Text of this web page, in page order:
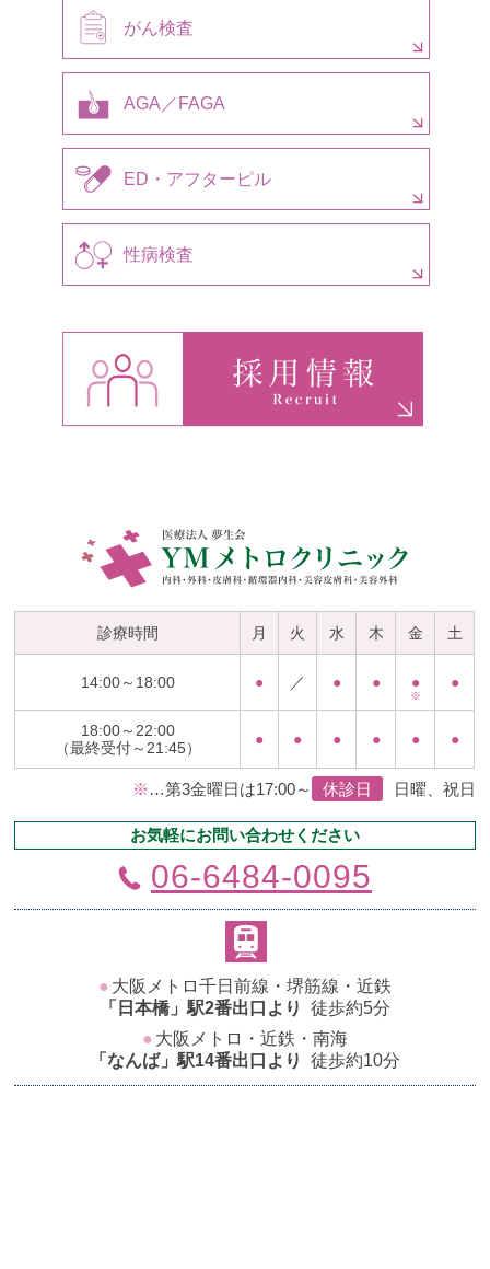
がん検査
AGA／FAGA
ED・アフターピル
性病検査
診療時間 月 火 水 木 金 土
14:00～18:00 ● ／ ● ● ● ●
18:00～22:00
（最終受付～21:45）
● ● ● ● ● ●
※ …第3金曜日は17:00～ 休診日 日曜、祝日
お気軽にお問い合わせください
06-6484-0095
● 大阪メトロ千日前線・堺筋線・近鉄
「日本橋」駅2番出口より
徒歩約5分
● 大阪メトロ・近鉄・南海
「なんば」駅14番出口より
徒歩約10分